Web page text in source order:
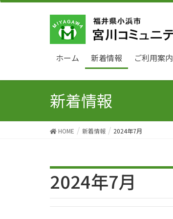
ホーム 新着情報 ご利用案内
新着情報
HOME 新着情報 2024年7月
2024年7月